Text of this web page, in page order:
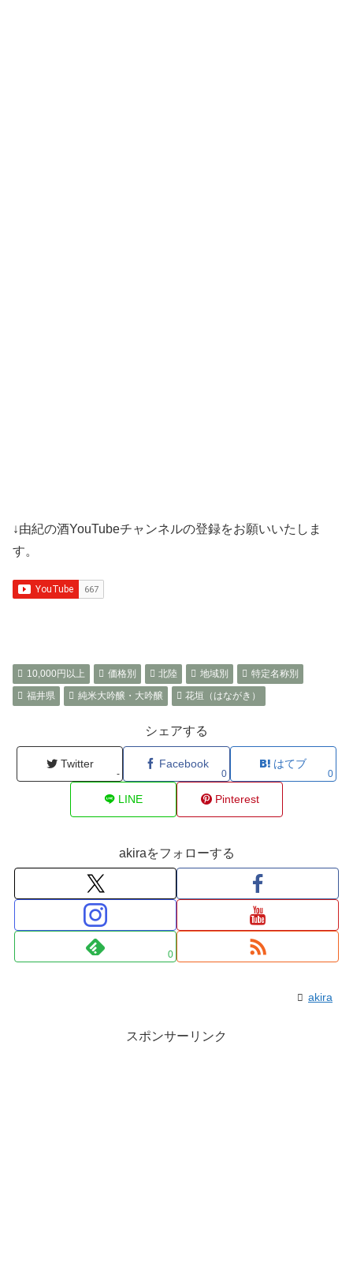
↓由紀の酒YouTubeチャンネルの登録をお願いいたしま
す。
10,000円以上 価格別 北陸 地域別
特定名称別
福井県
純米大吟醸・大吟醸 花垣（はながき）
シェアする
Twitter
-
Facebook
0
はてブ
0
LINE Pinterest
akiraをフォローする
0
akira
スポンサーリンク